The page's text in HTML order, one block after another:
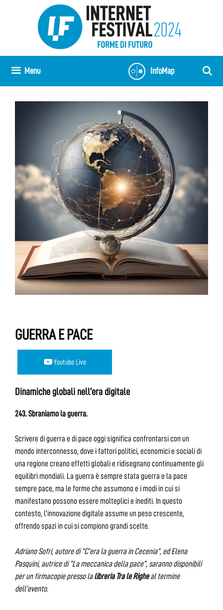
InfoMap
Menu
GUERRA E PACE
Youtube Live
Dinamiche globali nell’era digitale
243. Sbraniamo la guerra.
Scrivere di guerra e di pace oggi significa confrontarsi con un
mondo interconnesso, dove i fattori politici, economici e sociali di
una regione creano effetti globali e ridisegnano continuamente gli
equilibri mondiali. La guerra è sempre stata guerra e la pace
sempre pace, ma le forme che assumono e i modi in cui si
manifestano possono essere molteplici e inediti. In questo
contesto, l’innovazione digitale assume un peso crescente,
offrendo spazi in cui si compiono grandi scelte.
Adriano Sofri, autore di “C’era la guerra in Cecenia”, ed Elena
Pasquini, autrice di “La meccanica della pace”, saranno disponibili
per un firmacopie presso lalibreria Tra le Righeal termine
dell’evento.